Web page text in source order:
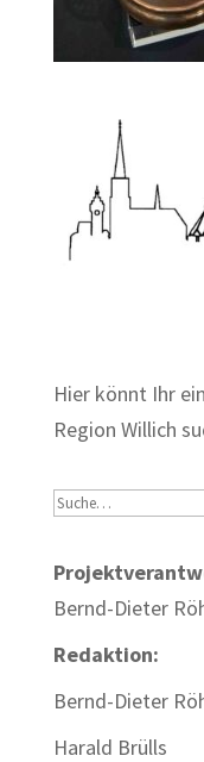
Hier könnt Ihr
Region Willich
Suche
Bernd-Dieter
Redaktion:
Bernd-Dieter
Harald Brülls